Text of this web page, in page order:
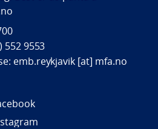
552 9553
emb.reykjavik [at] mfa.no